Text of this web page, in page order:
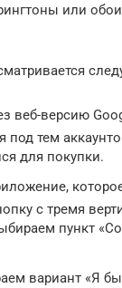
или
веб-версию
под тем
для покупки.
с тремя
пункт
вариант «Я бы